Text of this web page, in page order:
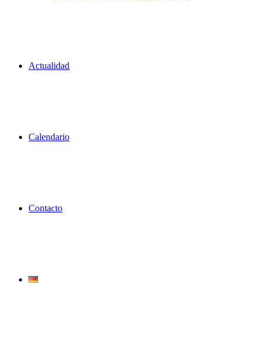
Actualidad
Calendario
Contacto